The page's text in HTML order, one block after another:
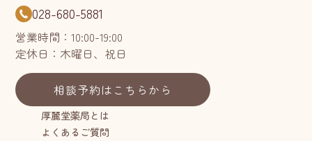
028-680-5881
営業時間：10:00-19:00
定休日：木曜日、祝日
相談予約はこちらから
厚麗堂薬局とは
よくあるご質問